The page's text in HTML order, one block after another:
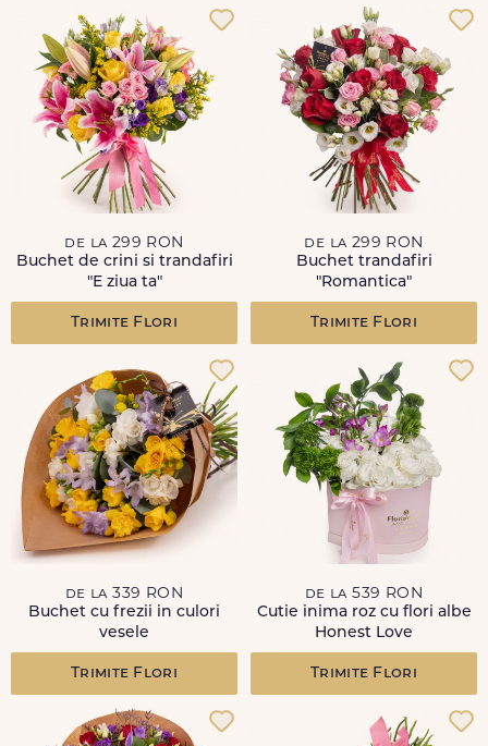
de la 299 RON
Buchet de crini si trandafiri
"E ziua ta"
Trimite Flori
de la 299 RON
Buchet trandafiri
"Romantica"
Trimite Flori
de la 339 RON
Buchet cu frezii in culori
vesele
Trimite Flori
de la 539 RON
Cutie inima roz cu flori albe
Honest Love
Trimite Flori